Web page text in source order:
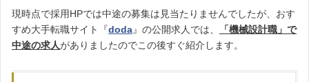
現時点で採用HPでは中途の募集は見当たりませんでしたが、おす
すめ大手転職サイト『doda』の公開求人では、
「機械設計職」で
中途の求人がありましたのでこの後すぐ紹介します。